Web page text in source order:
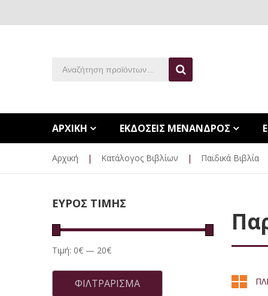
ΑΡΧΙΚΗ ΕΚΔΟΣΕΙΣ ΜΕΝΑΝΔΡΟΣ
Αρχική | Κατάλογος Βιβλίων | Παιδικά Βιβλία
ΕΥΡΟΣ ΤΙΜΗΣ
Ελάχιστη
Μέγιστη
ΦΙΛΤΡΆΡΙΣΜΑ
Τιμή: 0€ — 20€